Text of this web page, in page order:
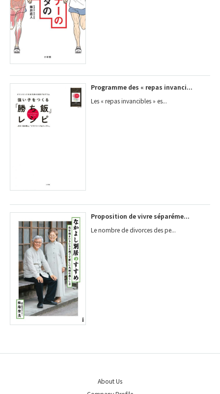
Programme des « repas invanci...
Les « repas invancibles » es...
Proposition de vivre séparéme...
Le nombre de divorces des pe...
About Us